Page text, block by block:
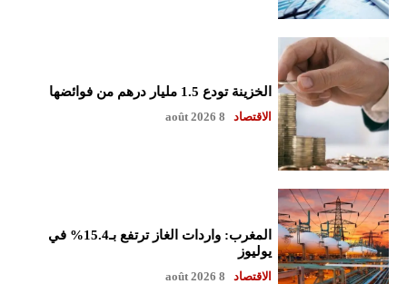
الخزينة تودع 1.5 مليار درهم من فوائضها
الاقتصاد 8 août 2026
المغرب: واردات الغاز ترتفع بـ15.4% في
يوليوز
الاقتصاد 8 août 2026